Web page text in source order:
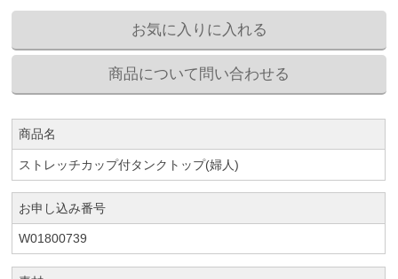
商品名
ストレッチカップ付タンクトップ(婦人)
お申し込み番号
W01800739